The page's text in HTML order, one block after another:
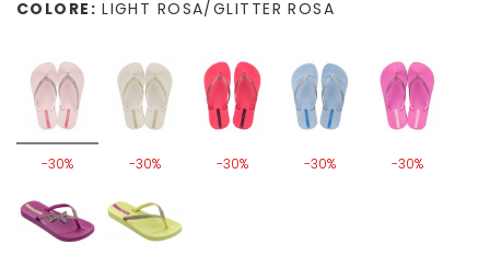
COLORE: LIGHT ROSA/GLITTER ROSA
-30% -30% -30% -30% -30%